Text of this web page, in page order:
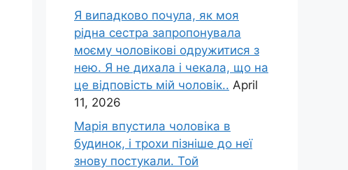
Я випадково почула, як моя
рідна сестра запропонувала
моєму чоловікові одружитися з
нею. Я не дихала і чекала, що на
це відповість мій чоловік.. April
11, 2026
Марія впустила чоловіка в
будинок, і трохи пізніше до неї
знову постукали. Той